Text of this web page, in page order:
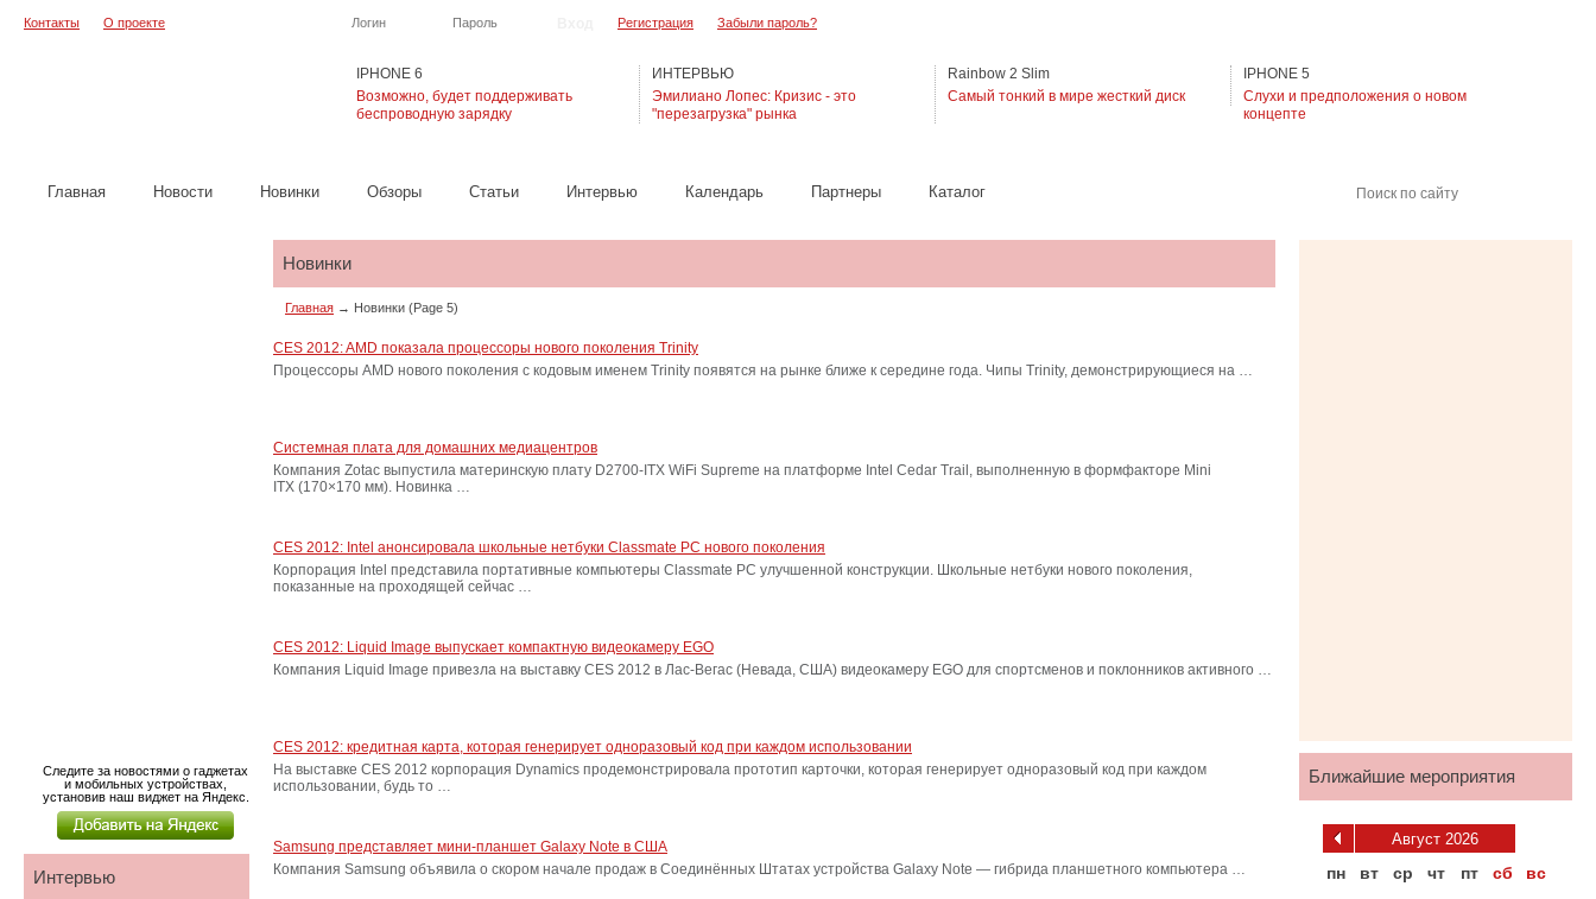
IPHONE 6
Возможно, будет поддерживать
беспроводную зарядку
ИНТЕРВЬЮ
Эмилиано Лопес: Кризис - это
"перезагрузка" рынка
Rainbow 2 Slim
Самый тонкий в мире жесткий диск
IPHONE 5
Слухи и предположения о новом
концепте
Поиск по сайту
Логин Пароль
Контакты О проекте
Главная Новости Новинки Обзоры Cтатьи Интервью Календарь Партнеры Каталог
Регистрация Забыли пароль?
Новинки
Главная → Новинки (Page 5)
CES 2012: AMD показала процессоры нового поколения Trinity
Процессоры AMD нового поколения с кодовым именем Trinity появятся на рынке ближе к середине года. Чипы Trinity, демонстрирующиеся на …
Системная плата для домашних медиацентров
Компания Zotac выпустила материнскую плату D2700-ITX WiFi Supreme на платформе Intel Cedar Trail, выполненную в формфакторе Mini
ITX (170×170 мм). Новинка …
CES 2012: Intel анонсировала школьные нетбуки Classmate PC нового поколения
Корпорация Intel представила портативные компьютеры Classmate PC улучшенной конструкции. Школьные нетбуки нового поколения,
показанные на проходящей сейчас …
CES 2012: Liquid Image выпускает компактную видеокамеру EGO
Компания Liquid Image привезла на выставку CES 2012 в Лас-Вегас (Невада, США) видеокамеру EGO для спортсменов и поклонников активного …
CES 2012: кредитная карта, которая генерирует одноразовый код при каждом использовании
На выставке CES 2012 корпорация Dynamics продемонстрировала прототип карточки, которая генерирует одноразовый код при каждом
использовании, будь то …
Samsung представляет мини-планшет Galaxy Note в США
Компания Samsung объявила о скором начале продаж в Соединённых Штатах устройства Galaxy Note — гибрида планшетного компьютера …
Следите за новостями о гаджетах
и мобильных устройствах,
установив наш виджет на Яндекс.
Интервью
Ближайшие мероприятия
Август 2026
пн вт ср чт пт сб вс